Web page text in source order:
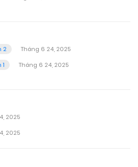
2
Tháng 6 24, 2025
Tháng 6 24, 2025
2025
2025